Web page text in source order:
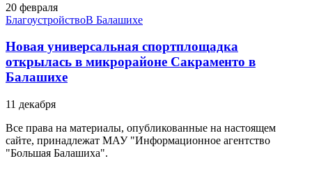
20 февраля
БлагоустройствоВ Балашихе
Новая универсальная спортплощадка
открылась в микрорайоне Сакраменто в
Балашихе
11 декабря
Все права на материалы, опубликованные на настоящем
сайте, принадлежат МАУ "Информационное агентство
"Большая Балашиха".